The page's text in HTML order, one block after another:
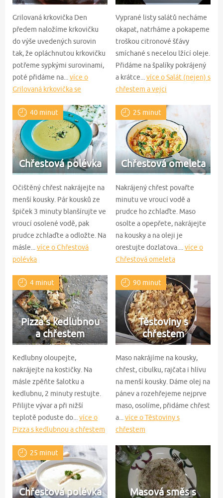
Grilovaná krkovička Den
předem naložíme krkovičku
do výše uvedených surovin
tak, že opláchnutou krkovičku
potřeme sypkými surovinami,
poté přidáme na... více o
Grilovaná krkovička se
pyré
Vyprané listy salátů necháme
okapat, natrháme a pokapeme
troškou citronové šťávy
smíchané s necelou lžící oleje.
Přidáme na špalíky pokrájený
a krátce... více o Salát (nejen) s
chřestem a vejci
40 minut
Chřestová polévka
Očištěný chřest nakrájejte na
menší kousky. Pár kousků ze
špiček 3 minuty blanšírujte ve
vroucí osolené vodě, pak
prudce zchlaďte a odložte. Na
másle... více o Chřestová
polévka
25 minut
Chřestová omeleta
Nakrájený chřest povařte
minutu ve vroucí vodě a
prudce ho zchlaďte. Maso
osolte a opepřete, nakrájejte
na kousky a na oleji je
orestujte dozlatova.... více o
Chřestová omeleta
4 minut
Pizza s kedlubnou
a chřestem
Kedlubny oloupejte,
nakrájejte na kostičky. Na
másle zpěňte šalotku a
kedlubnu, 2 minuty restujte.
Přilijte vývar a při nižší
teplotě poduste do... více o
Pizza s kedlubnou a chřestem
90 minut
Těstoviny s
chřestem
Maso nakrájíme na kousky,
chřest, cibulku, rajčata i hlívu
na menší kousky. Dáme olej na
pánev a rozehřejeme nejprve
maso, osolíme, přidáme chřest
a... více o Těstoviny s
chřestem
25 minut
Chřestová polévka
Masová směs s